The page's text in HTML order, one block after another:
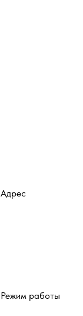
Адрес
Режим работы